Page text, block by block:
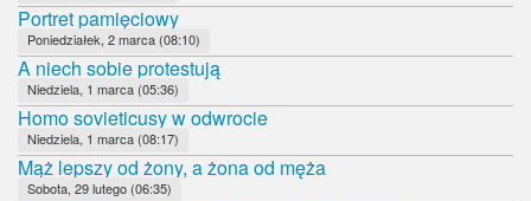
Portret pamięciowy
Poniedziałek, 2 marca (08:10)
A niech sobie protestują
Niedziela, 1 marca (05:36)
Homo sovieticusy w odwrocie
Niedziela, 1 marca (08:17)
Mąż lepszy od żony, a żona od męża
Sobota, 29 lutego (06:35)